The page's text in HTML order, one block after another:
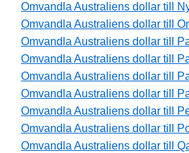
Omvandla Australiens dollar till
Omvandla Australiens dollar till
Omvandla Australiens dollar till
Omvandla Australiens dollar till
Omvandla Australiens dollar till
Omvandla Australiens dollar till
Omvandla Australiens dollar till
Omvandla Australiens dollar till
Omvandla Australiens dollar till